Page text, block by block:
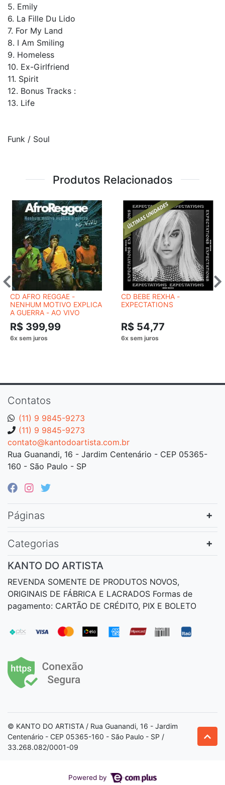
5. Emily
6. La Fille Du Lido
7. For My Land
8. I Am Smiling
9. Homeless
10. Ex-Girlfriend
11. Spirit
12. Bonus Tracks :
13. Life
Funk / Soul
Produtos Relacionados
CD AFRO REGGAE -
NENHUM MOTIVO EXPLICA
A GUERRA - AO VIVO
R$ 399,99
CD BEBE REXHA -
EXPECTATIONS
R$ 54,77
Contatos
(11) 9 9845-9273
(11) 9 9845-9273
contato@kantodoartista.com.br
Rua Guanandi, 16 - Jardim Centenário - CEP 05365-
160 - São Paulo - SP
Páginas
Categorias
KANTO DO ARTISTA
REVENDA SOMENTE DE PRODUTOS NOVOS,
ORIGINAIS DE FÁBRICA E LACRADOS Formas de
pagamento: CARTÃO DE CRÉDITO, PIX E BOLETO
© KANTO DO ARTISTA / Rua Guanandi, 16 - Jardim
Centenário - CEP 05365-160 - São Paulo - SP /
33.268.082/0001-09
Powered by